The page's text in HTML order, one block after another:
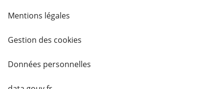
Mentions légales
Gestion des cookies
Données personnelles